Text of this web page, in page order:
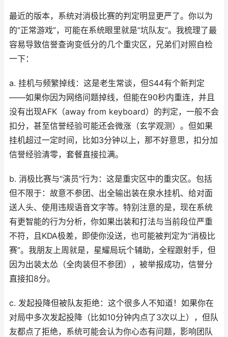
最近的版本，系统对消极比赛的判定明显更严了。你以为
的“正常游戏”，可能在系统眼里就是“坑队友”。我梳理了最
容易导致信誉查询变低分的几个重灾区，兄弟们对照自检
一下：
a. 挂机与频繁掉线：这是老生常谈，但S44有个新判定
——如果你因为网络问题掉线，但能在90秒内重连，并且
没有出现AFK（away from keyboard）的判定，一般不会
扣分，甚至信誉经验可能还会微涨（玄学观测）。但如果
挂机超过一定时间，比如3分钟以上，那不好意思，扣分加
信誉经验清零，套餐直接拉满。
b. 消极比赛与“演员”行为：这是重灾区中的重灾区。包括
但不限于：故意不参团、出全输出装在泉水挂机、给对面
送人头、使用违规语音文字等。特别注意的是，现在系统
有更智能的行为分析，你如果出装和打法与当前段位严重
不符，且KDA极差，即使你没送，也可能被判定为“消极比
赛”。我朋友上周就是，星耀局玩个辅助，全程跟射手，但
因为出装太怂（全肉装但不参团），被举报成功，信誉分
直接扣8分。
c. 发起投降但被队友拒绝：这个很多人不知道！如果你在
对局中多次发起投降（比如10分钟内点了3次以上），但队
友都点了拒绝，系统可能会认为你心态有问题，影响团队